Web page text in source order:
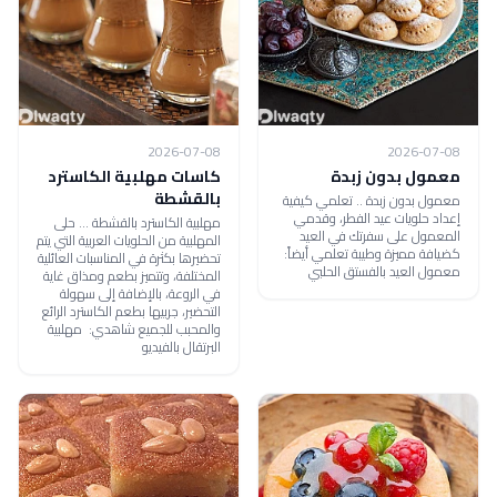
2026-07-08
معمول بدون زبدة
معمول بدون زبدة .. تعلمي كيفية
إعداد حلويات عيد الفطر، وقدمي
المعمول على سفرتك في العيد
كضيافة مميزة وطيبة تعلمي أيضاً:
معمول العيد بالفستق الحلبي
2026-07-08
كاسات مهلبية الكاسترد
بالقشطة
مهلبية الكاسترد بالقشطة ... حلى
المهلبية من الحلويات العربية التي يتم
تحضيرها بكثرة في المناسبات العائلية
المختلفة، وتتميز بطعم ومذاق غاية
في الروعة، بالإضافة إلى سهولة
التحضير، جربيها بطعم الكاسترد الرائع
والمحبب للجميع شاهدي: مهلبية
البرتقال بالفيديو